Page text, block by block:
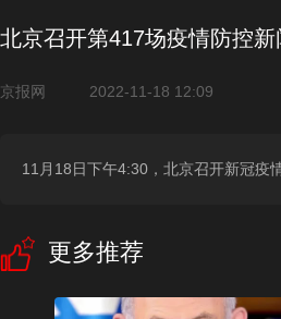
北京召开第417场疫情防控新
京报网 2022-11-18 12:09
11月18日下午4:30，北京召开新冠疫
更多推荐